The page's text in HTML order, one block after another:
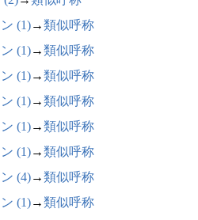
(1)→類似呼称
(1)→類似呼称
(1)→類似呼称
(1)→類似呼称
(1)→類似呼称
(1)→類似呼称
(4)→類似呼称
(1)→類似呼称